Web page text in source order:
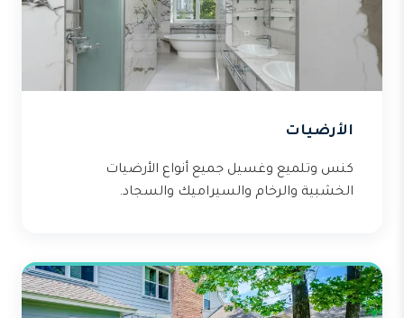
الأرضيات
كنس وتلميع وغسيل جميع أنواع الأرضيات
الخشبية والرخام والسيراميك والسجاد.